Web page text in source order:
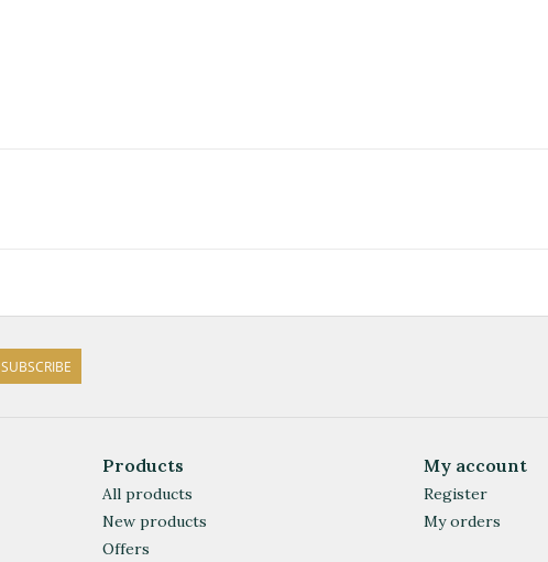
SUBSCRIBE
Products
All products
New products
Offers
My account
Register
My orders